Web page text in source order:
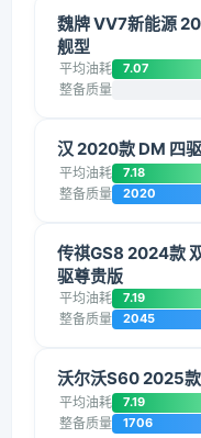
魏牌 VV7新能源
舰型
平均油耗 7.07
整备质量
汉 2020款 DM 四
平均油耗 7.18
整备质量 2020
传祺GS8 2024款
驱尊贵版
平均油耗 7.19
整备质量 2045
沃尔沃S60 2025
平均油耗 7.19
整备质量 1706